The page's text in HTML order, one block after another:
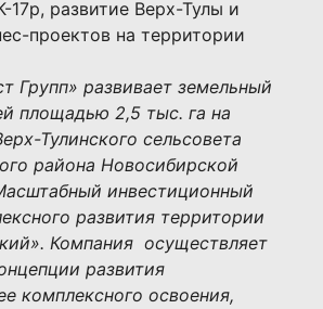
17р, развитие Верх-Тулы и
проектов на территории
Групп» развивает земельный
площадью 2,5 тыс. га на
Тулинского сельсовета
района Новосибирской
инвестиционный
развития территории
Компания осуществляет
развития
комплексного освоения,